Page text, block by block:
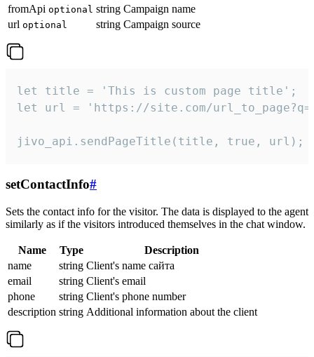
fromApi optional string Campaign name
url optional string Campaign source
let title = 'This is custom page title';
let url = 'https://site.com/
jivo_api.sendPageTitle(title, true, url);
setContactInfo#
Sets the contact info for the visitor. The data is displayed to the agent
similarly as if the visitors introduced themselves in the chat window.
Name Type
Description
name
string Client's name сайта
email
string Client's email
phone
string Client's phone number
description string Additional information about the client